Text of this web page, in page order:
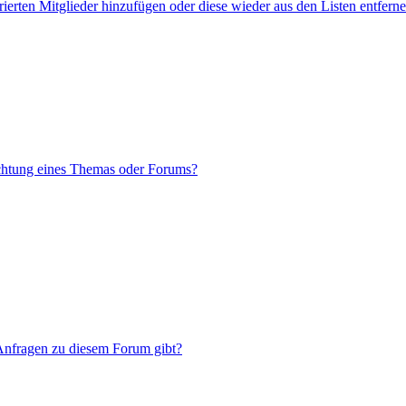
Mitglieder hinzufügen oder diese wieder aus den Listen
eines Themas oder Forums?
zu diesem Forum gibt?